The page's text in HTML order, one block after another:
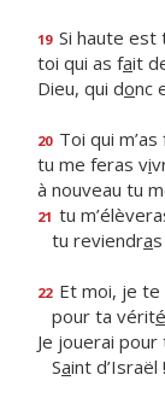
19 Si haute est
toi qui as fait
Dieu, qui donc
20 Toi qui
tu me feras vi
à nouveau tu
21 tu
tu reviendra
22 Et moi, je te
pour ta vérité
Je jouerai
Saint d’Israël !